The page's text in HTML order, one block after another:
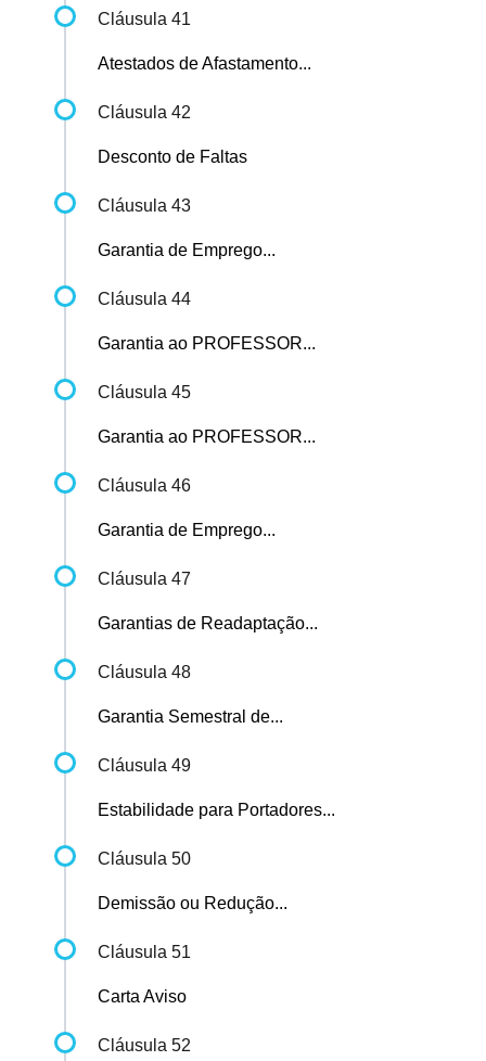
Cláusula 41
Atestados de Afastamento...
Cláusula 42
Desconto de Faltas
Cláusula 43
Garantia de Emprego...
Cláusula 44
Garantia ao PROFESSOR...
Cláusula 45
Garantia ao PROFESSOR...
Cláusula 46
Garantia de Emprego...
Cláusula 47
Garantias de Readaptação...
Cláusula 48
Garantia Semestral de...
Cláusula 49
Estabilidade para Portadores...
Cláusula 50
Demissão ou Redução...
Cláusula 51
Carta Aviso
Cláusula 52